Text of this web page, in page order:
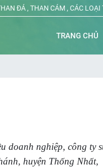
ĐÁ , THAN CÁM , CÁC LOẠI
TRANG CHỦ
doanh nghiệp, công ty
huyện Thống Nhất,